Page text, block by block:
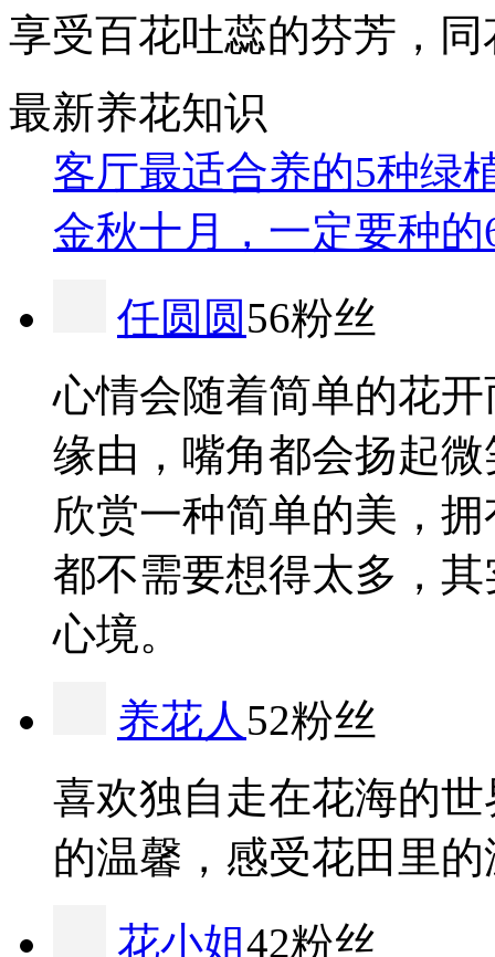
享受百花吐蕊的芬芳，
最新养花知识
客厅最适合养的5种绿
金秋十月，一定要种
任圆圆56粉丝
心情会随着简单的花
缘由，嘴角都会扬起
欣赏一种简单的美，
都不需要想得太多，
心境。
养花人 52粉丝
喜欢独自走在花海的
的温馨，感受花田里
花小姐42粉丝